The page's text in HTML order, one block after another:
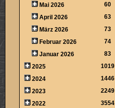
Mai 2026
60
April 2026
63
März 2026
73
Februar 2026
74
Januar 2026
83
2025
1019
2024
1446
2023
2249
2022
3554